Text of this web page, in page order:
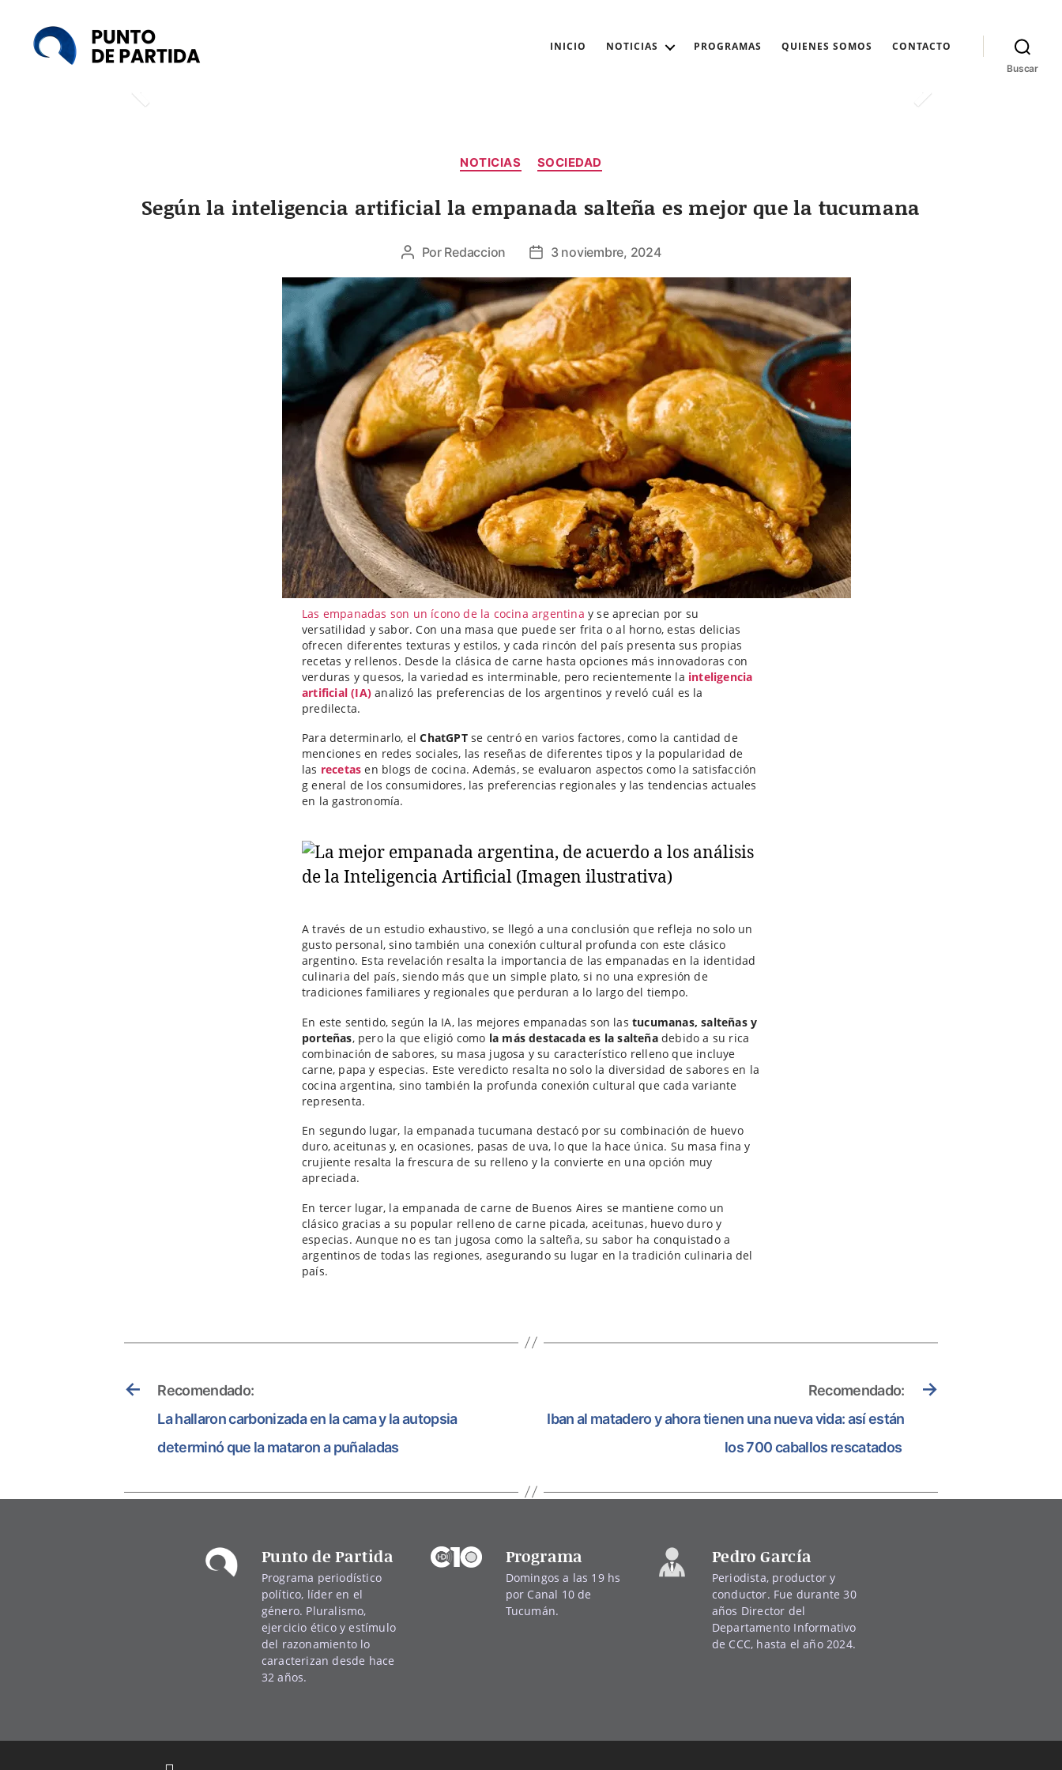
INICIO NOTICIAS PROGRAMAS QUIENES SOMOS CONTACTO
Buscar
NOTICIAS SOCIEDAD
Según la inteligencia artificial la empanada salteña es mejor que la tucumana
Autor
entrada
Por Redaccion
Fecha
la
entrada
3 noviembre, 2024
Las empanadas son un ícono de la cocina argentina y se aprecian por su
versatilidad y sabor. Con una masa que puede ser frita o al horno, estas delicias
ofrecen diferentes texturas y estilos, y cada rincón del país presenta sus propias
recetas y rellenos. Desde la clásica de carne hasta opciones más innovadoras con
verduras y quesos, la variedad es interminable, pero recientemente la inteligencia
artificial (IA)analizó las preferencias de los argentinos y reveló cuál es la
predilecta.
Para determinarlo, elChatGPTse centró en varios factores, como la cantidad de
menciones en redes sociales, las reseñas de diferentes tipos y la popularidad de
las recetas en blogs de cocina. Además, se evaluaron aspectos como la satisfacción
g eneral de los consumidores, las preferencias regionales y las tendencias actuales
en la gastronomía.
A través de un estudio exhaustivo, se llegó a una conclusión que refleja no solo un
gusto personal, sino también una conexión cultural profunda con este clásico
argentino. Esta revelación resalta la importancia de las empanadas en la identidad
culinaria del país, siendo más que un simple plato, si no una expresión de
tradiciones familiares y regionales que perduran a lo largo del tiempo.
En este sentido, según la IA, las mejores empanadas son las tucumanas, salteñas y
porteñas, pero la que eligió como la más destacada es la salteñadebido a su rica
combinación de sabores, su masa jugosa y su característico relleno que incluye
carne, papa y especias. Este veredicto resalta no solo la diversidad de sabores en la
cocina argentina, sino también la profunda conexión cultural que cada variante
representa.
En segundo lugar, la empanada tucumana destacó por su combinación de huevo
duro, aceitunas y, en ocasiones, pasas de uva, lo que la hace única. Su masa fina y
crujiente resalta la frescura de su relleno y la convierte en una opción muy
apreciada.
En tercer lugar, la empanada de carne de Buenos Aires se mantiene como un
clásico gracias a su popular relleno de carne picada, aceitunas, huevo duro y
especias. Aunque no es tan jugosa como la salteña, su sabor ha conquistado a
argentinos de todas las regiones, asegurando su lugar en la tradición culinaria del
país.
←
Recomendado:
La hallaron carbonizada en la cama y la autopsia
determinó que la mataron a puñaladas
→
Recomendado:
Iban al matadero y ahora tienen una nueva vida: así están
los 700 caballos rescatados
Punto de Partida
Programa periodístico
político, líder en el
género. Pluralismo,
ejercicio ético y estímulo
del razonamiento lo
caracterizan desde hace
32 años.
Programa
Domingos a las 19 hs
por Canal 10 de
Tucumán.
Pedro García
Periodista, productor y
conductor. Fue durante 30
años Director del
Departamento Informativo
de CCC, hasta el año 2024.